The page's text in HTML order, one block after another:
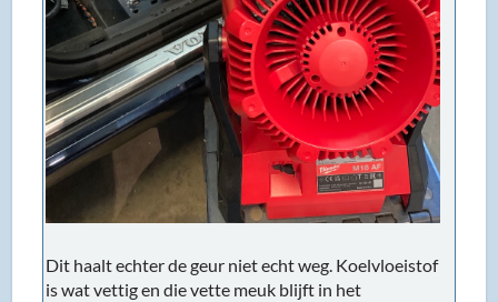
Dit haalt echter de geur niet echt weg. Koelvloeistof
is wat vettig en die vette meuk blijft in het